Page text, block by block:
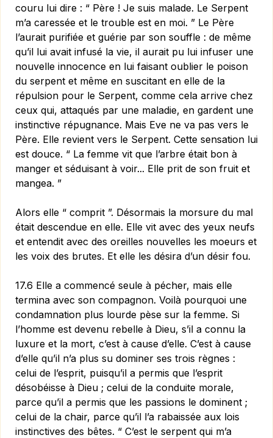
couru lui dire : “ Père ! Je suis malade. Le Serpent
m’a caressée et le trouble est en moi. ” Le Père
l’aurait purifiée et guérie par son souffle : de même
qu’il lui avait infusé la vie, il aurait pu lui infuser une
nouvelle innocence en lui faisant oublier le poison
du serpent et même en suscitant en elle de la
répulsion pour le Serpent, comme cela arrive chez
ceux qui, attaqués par une maladie, en gardent une
instinctive répugnance. Mais Eve ne va pas vers le
Père. Elle revient vers le Serpent. Cette sensation lui
est douce. “ La femme vit que l’arbre était bon à
manger et séduisant à voir... Elle prit de son fruit et
mangea. ”
Alors elle “ comprit ”. Désormais la morsure du mal
était descendue en elle. Elle vit avec des yeux neufs
et entendit avec des oreilles nouvelles les moeurs et
les voix des brutes. Et elle les désira d’un désir fou.
17.6 Elle a commencé seule à pécher, mais elle
termina avec son compagnon. Voilà pourquoi une
condamnation plus lourde pèse sur la femme. Si
l’homme est devenu rebelle à Dieu, s’il a connu la
luxure et la mort, c’est à cause d’elle. C’est à cause
d’elle qu’il n’a plus su dominer ses trois règnes :
celui de l’esprit, puisqu’il a permis que l’esprit
désobéisse à Dieu ; celui de la conduite morale,
parce qu’il a permis que les passions le dominent ;
celui de la chair, parce qu’il l’a rabaissée aux lois
instinctives des bêtes. “ C’est le serpent qui m’a